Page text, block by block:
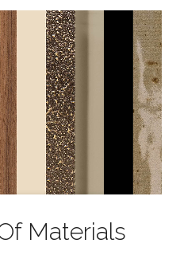
Materials